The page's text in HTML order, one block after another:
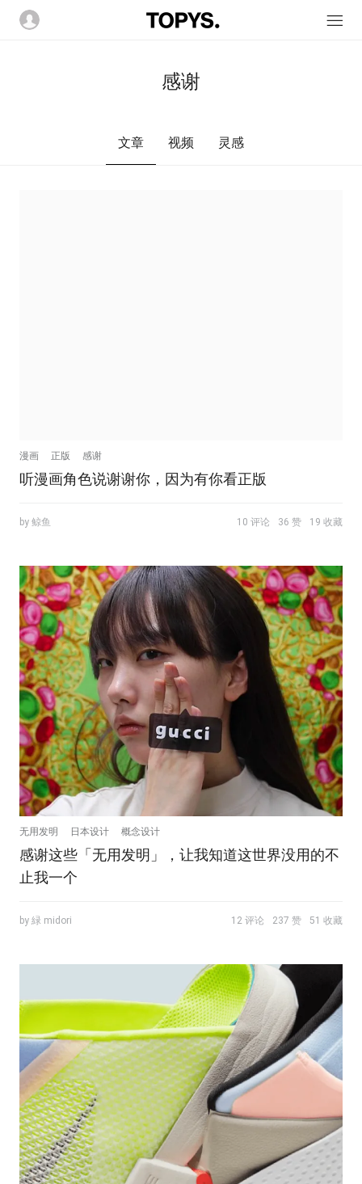
感谢
文章 视频 灵感
漫画 正版 感谢
听漫画角色说谢谢你，因为有你看正版
by 鲸鱼 10 评论 36 赞 19 收藏
无用发明 日本设计 概念设计
感谢这些「无用发明」，让我知道这世界没用的不
止我一个
by 緑 midori 12 评论 237 赞 51 收藏